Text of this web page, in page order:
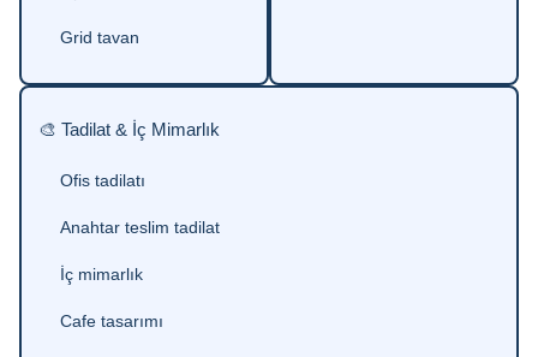
Grid tavan
🎨 Tadilat & İç Mimarlık
Ofis tadilatı
Anahtar teslim tadilat
İç mimarlık
Cafe tasarımı